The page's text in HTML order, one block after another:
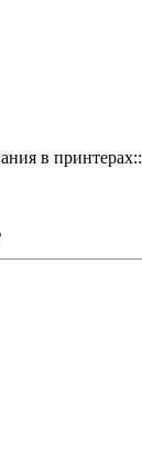
в принтерах::